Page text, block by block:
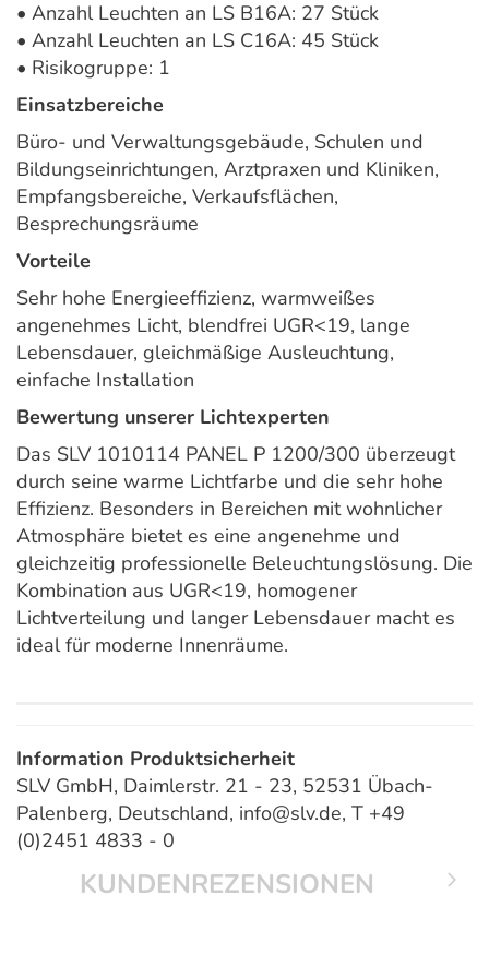
• Anzahl Leuchten an LS B16A: 27 Stück
• Anzahl Leuchten an LS C16A: 45 Stück
• Risikogruppe: 1
Einsatzbereiche
Büro- und Verwaltungsgebäude, Schulen und
Bildungseinrichtungen, Arztpraxen und Kliniken,
Empfangsbereiche, Verkaufsflächen,
Besprechungsräume
Vorteile
Sehr hohe Energieeffizienz, warmweißes
angenehmes Licht, blendfrei UGR<19, lange
Lebensdauer, gleichmäßige Ausleuchtung,
einfache Installation
Bewertung unserer Lichtexperten
Das SLV 1010114 PANEL P 1200/300 überzeugt
durch seine warme Lichtfarbe und die sehr hohe
Effizienz. Besonders in Bereichen mit wohnlicher
Atmosphäre bietet es eine angenehme und
gleichzeitig professionelle Beleuchtungslösung. Die
Kombination aus UGR<19, homogener
Lichtverteilung und langer Lebensdauer macht es
ideal für moderne Innenräume.
Information Produktsicherheit
SLV GmbH, Daimlerstr. 21 - 23, 52531 Übach-
Palenberg, Deutschland, info@slv.de, T +49
(0)2451 4833 - 0
KUNDENREZENSIONEN